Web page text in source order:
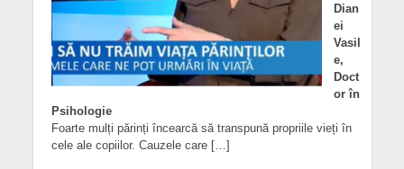
Dian
ei
Vasil
e,
Doct
or în
Psihologie
Foarte mulți părinți încearcă să transpună propriile vieți în
cele ale copiilor. Cauzele care […]